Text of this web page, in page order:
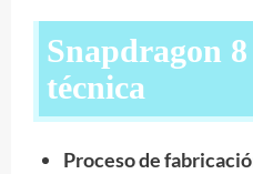
Snapdragon
técnica
Proceso de